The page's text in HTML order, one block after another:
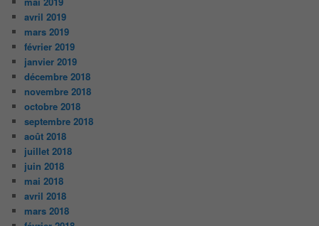
avril 2019
mars 2019
février 2019
janvier 2019
décembre 2018
novembre 2018
octobre 2018
septembre 2018
août 2018
juillet 2018
juin 2018
mai 2018
avril 2018
mars 2018